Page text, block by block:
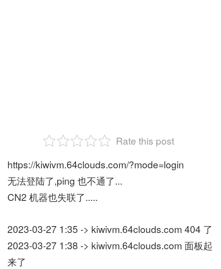
Rate this post
https://kiwivm.64clouds.com/?mode=login
无法登陆了,ping 也不通了...
CN2 机器也失联了.....
2023-03-27 1:35 -> kiwivm.64clouds.com 404 了
2023-03-27 1:38 -> kiwivm.64clouds.com 面板起
来了